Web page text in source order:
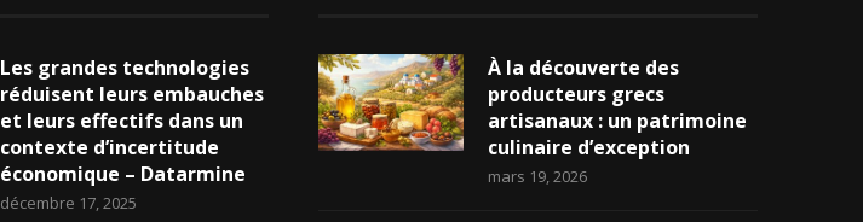
Les grandes technologies
réduisent leurs embauches
et leurs effectifs dans un
contexte d’incertitude
économique – Datarmine
décembre 17, 2025
À la découverte des
producteurs grecs
artisanaux : un patrimoine
culinaire d’exception
mars 19, 2026